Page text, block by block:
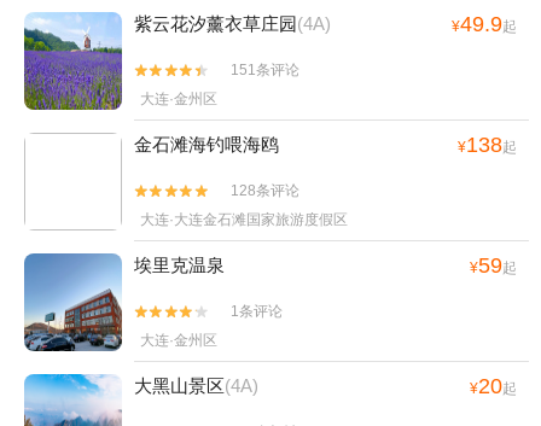
紫云花汐薰衣草庄园(4A) ¥49.9起


151条评论
大连·金州区
金石滩海钓喂海鸥 ¥138起


128条评论
大连·大连金石滩国家旅游度假区
埃里克温泉 ¥59起


1条评论
大连·金州区
大黑山景区(4A) ¥20起